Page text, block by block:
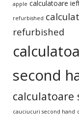
apple calculatoare
refurbished
refurbished
second
calculatoare
cauciucuri second hand